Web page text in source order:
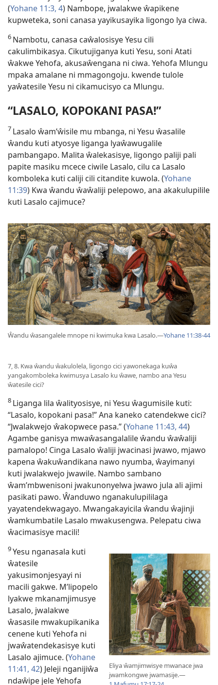
(Yohane 11:3, 4) Nambope, jwalakwe ŵapikene
kupweteka, soni canasa yayikusayika ligongo lya ciwa.
6 Nambotu, canasa caŵalosisye Yesu cili
cakulimbikasya. Cikutujiganya kuti Yesu, soni Atati
ŵakwe Yehofa, akusaŵengana ni ciwa. Yehofa Mlungu
mpaka amalane ni mmagongoju. kwende tulole
yaŵatesile Yesu ni cikamucisyo ca Mlungu.
“LASALO, KOPOKANI PASA!”
7 Lasalo ŵam’ŵisile mu mbanga, ni Yesu ŵasalile
ŵandu kuti atyosye liganga lyaŵawugalile
pambangapo. Malita ŵalekasisye, ligongo paliji pali
papite masiku mcece ciwile Lasalo, cilu ca Lasalo
komboleka kuti caliji cili citandite kuwola. (Yohane
11:39) Kwa ŵandu ŵaŵaliji pelepowo, ana akakulupilile
kuti Lasalo cajimuce?
Ŵandu ŵasangalele mnope ni kwimuka kwa Lasalo.—Yohane 11:38-44
7, 8. Kwa ŵandu ŵakulolela, ligongo cici yawonekaga kuŵa
yangakomboleka kwimusya Lasalo ku ŵawe, nambo ana Yesu
ŵatesile cici?
8 Liganga lila ŵalityosisye, ni Yesu ŵagumisile kuti:
“Lasalo, kopokani pasa!” Ana kaneko catendekwe cici?
“Jwalakwejo ŵakopwece pasa.” (Yohane 11:43, 44)
Agambe ganisya mwaŵasangalalile ŵandu ŵaŵaliji
pamalopo! Cinga Lasalo ŵaliji jwacinasi jwawo, mjawo
kapena ŵakuŵandikana nawo nyumba, ŵayimanyi
kuti jwalakwejo jwawile. Nambo sambano
ŵam’mbwenisoni jwakunonyelwa jwawo jula ali ajimi
pasikati pawo. Ŵanduwo nganakulupililaga
yayatendekwagayo. Mwangakayicila ŵandu ŵajinji
ŵamkumbatile Lasalo mwakusengwa. Pelepatu ciwa
ŵacimasisye macili!
Eliya ŵamjimwisye mwanace jwa
jwamkongwe jwamasije.—
9Yesu nganasala kuti
ŵatesile
yakusimonjesyayi ni
macili gakwe. M’lipopelo
lyakwe mkanamjimusye
Lasalo, jwalakwe
ŵasasile mwakupikanika
cenene kuti Yehofa ni
jwaŵatendekasisye kuti
Lasalo ajimuce. (Yohane
11:41, 42) Jeleji nganijiŵa
ndaŵipe jele Yehofa